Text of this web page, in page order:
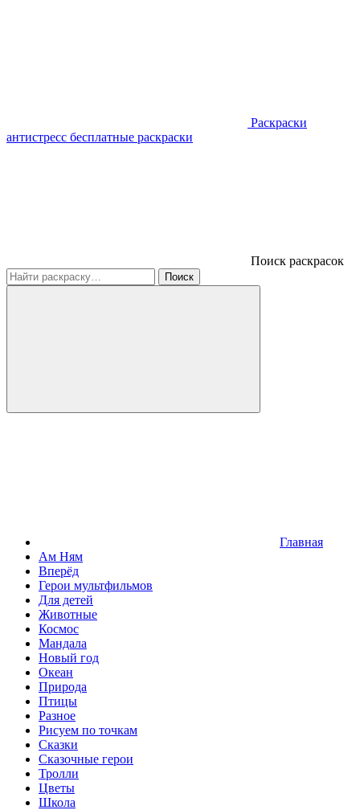
Раскраски
антистресс бесплатные раскраски
Поиск раскрасок
Поиск
Главная
Ам Ням
Вперёд
Герои мультфильмов
Для детей
Животные
Космос
Мандала
Новый год
Океан
Природа
Птицы
Разное
Рисуем по точкам
Сказки
Сказочные герои
Тролли
Цветы
Школа